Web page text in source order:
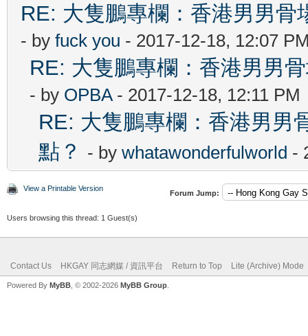
RE: 大隻鵬專欄：香港男男
- by fuck you - 2017-12-18, 12:07
RE: 大隻鵬專欄：香港男男
- by OPBA- 2017-12-18, 12:11 PM
RE: 大隻鵬專欄：香港男男
點？ - by whatawonderfulworld -
View a Printable Version
Forum Jump:
Users browsing this thread: 1 Guest(s)
Contact Us HKGAY 同志網媒 / 資訊平台 Return to Top Lite (Archive) Mode
Powered By MyBB , © 2002-2026 MyBB Group